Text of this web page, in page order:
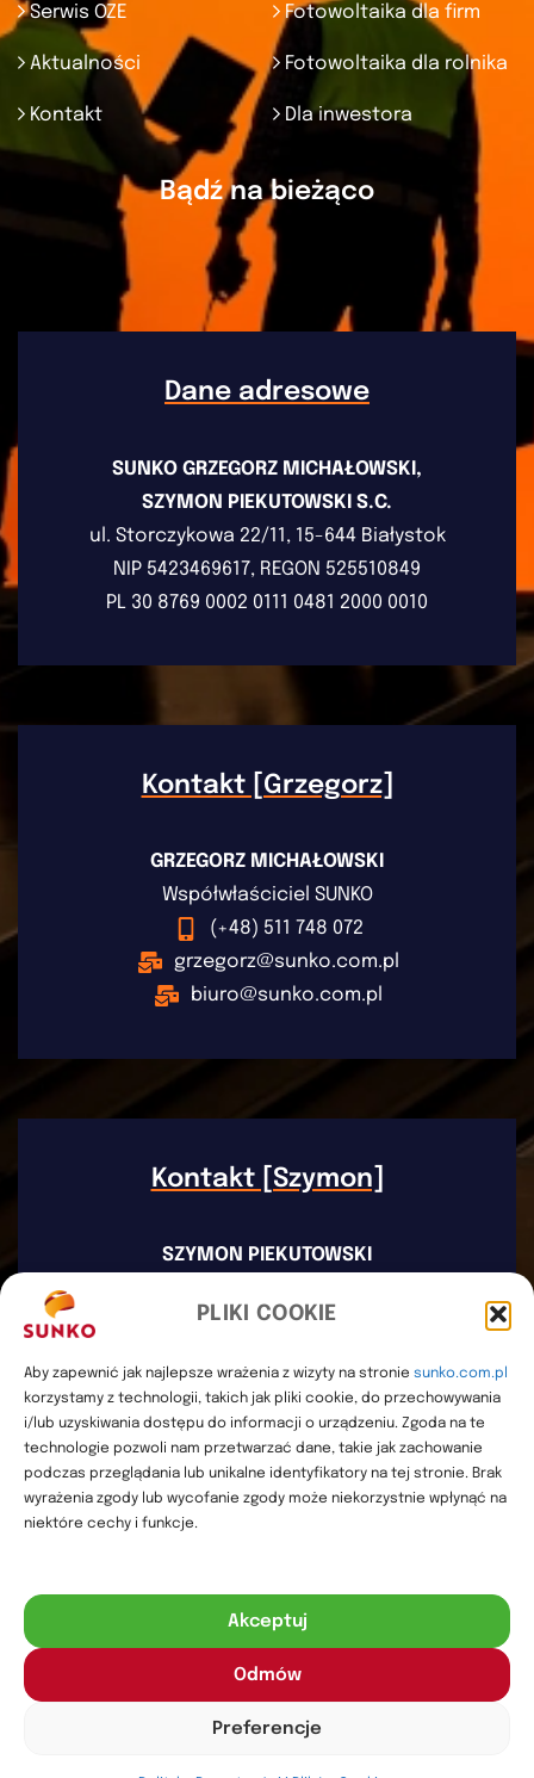
PLIKI COOKIE
Aby zapewnić jak najlepsze wrażenia z wizyty na stronie sunko.com.pl
korzystamy z technologii, takich jak pliki cookie, do przechowywania
i/lub uzyskiwania dostępu do informacji o urządzeniu. Zgoda na te
technologie pozwoli nam przetwarzać dane, takie jak zachowanie
podczas przeglądania lub unikalne identyfikatory na tej stronie. Brak
wyrażenia zgody lub wycofanie zgody może niekorzystnie wpłynąć na
niektóre cechy i funkcje.
Akceptuj
Odmów
Preferencje
Serwis OZE Fotowoltaika dla firm
Aktualności Fotowoltaika dla rolnika
Kontakt Dla inwestora
Bądź na bieżąco
Dane adresowe
SUNKO GRZEGORZ MICHAŁOWSKI,
SZYMON PIEKUTOWSKI S.C.
ul. Storczykowa 22/11, 15-644 Białystok
NIP 5423469617, REGON 525510849
PL 30 8769 0002 0111 0481 2000 0010
Kontakt [Grzegorz]
GRZEGORZ MICHAŁOWSKI
Współwłaściciel SUNKO
(+48) 511 748 072
grzegorz@sunko.com.pl
biuro@sunko.com.pl
Kontakt [Szymon]
SZYMON PIEKUTOWSKI
(+48) 503 923 226
serwis@sunko.com.pl
. Wszelkie prawa zastrzeżone.
Zdjęcia i grafiki wykorzystane na stronie Sunko pochodzą z
MAPA WITRYNY